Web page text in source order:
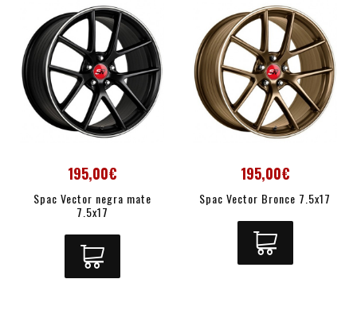
195,00€
Spac Vector negra mate
7.5x17
195,00€
Spac Vector Bronce 7.5x17